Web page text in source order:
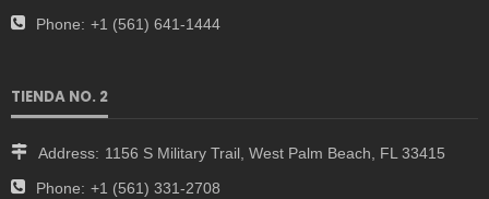
Phone: +1 (561) 641-1444
TIENDA NO. 2
Address: 1156 S Military Trail, West Palm Beach, FL 33415
Phone: +1 (561) 331-2708